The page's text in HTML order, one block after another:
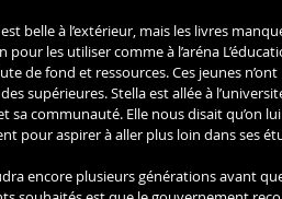
est belle à l’extérieur, mais les livres
pour les utiliser comme à l’aréna
de fond et ressources. Ces jeunes
supérieures. Stella est allée à
sa communauté. Elle nous disait qu’on
pour aspirer à aller plus loin dans ses
encore plusieurs générations avant